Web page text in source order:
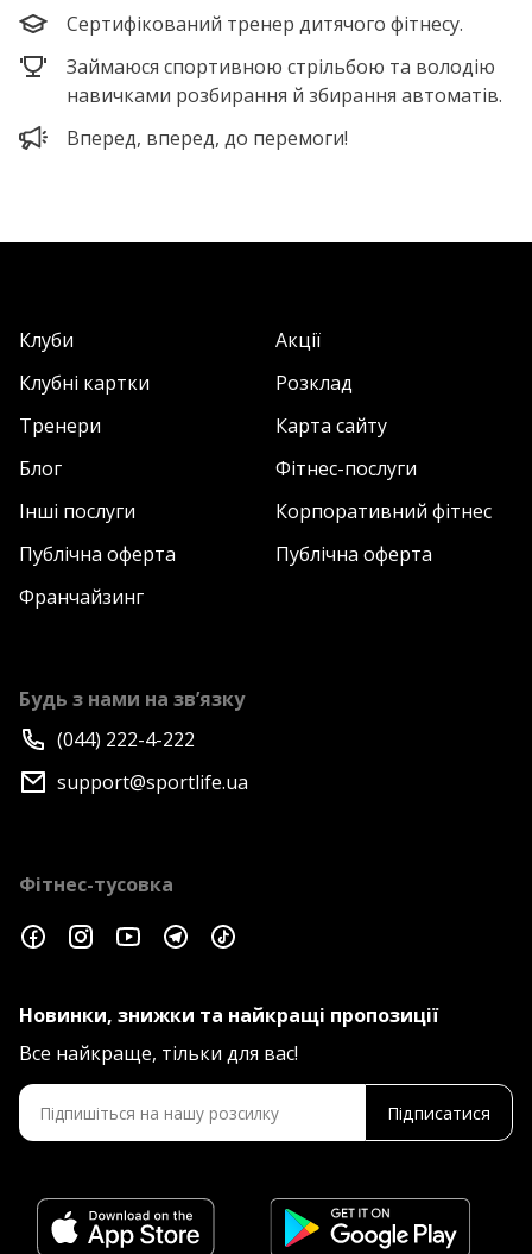
Сертифікований тренер дитячого фітнесу.
Займаюся спортивною стрільбою та володію
навичками розбирання й збирання автоматів.
Вперед, вперед, до перемоги!
Клуби
Акції
Клубні картки
Розклад
Тренери
Карта сайту
Блог
Фітнес-послуги
Інші послуги
Корпоративний фітнес
Публічна оферта
Публічна оферта
Франчайзинг
Будь з нами на зв’язку
(044) 222-4-222
support@sportlife.ua
Фітнес-тусовка
Новинки, знижки та найкращі пропозиції
Все найкраще, тільки для вас!
Підписатися